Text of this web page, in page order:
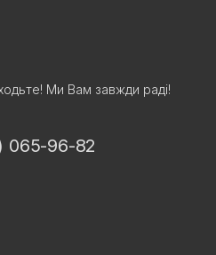
Ми Вам завжди раді!
065-96-82